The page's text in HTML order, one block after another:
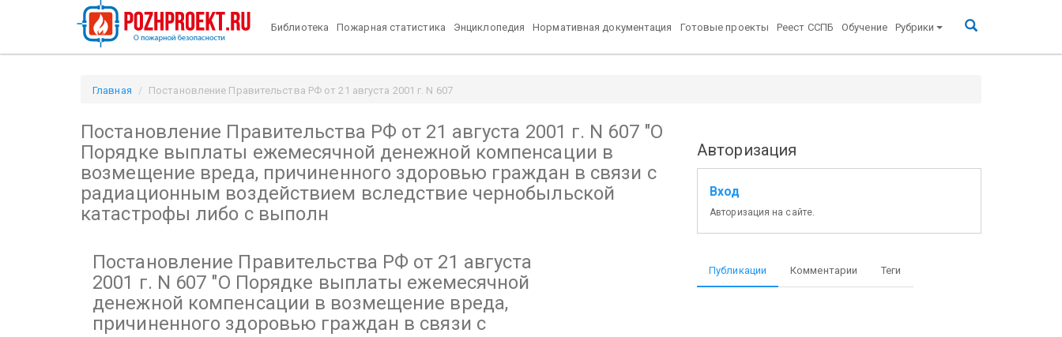
Библиотека Пожарная статистика Энциклопедия Нормативная документация Готовые проекты Реест ССПБ Обучение Рубрики
Главная
Постановление Правительства РФ от 21 августа 2001 г. N 607
чернобыльской катастрофы либо с выполн / Pozhproekt.ru
Постановление Правительства РФ от 21 августа 2001 г. N 607"О
Порядке выплаты ежемесячной денежной компенсации в
возмещение вреда, причиненного здоровью граждан в связи с
радиационным воздействием вследствие чернобыльской
катастрофы либо с выполн
Постановление Правительства РФ от 21 августа
2001 г. N 607 "О Порядке выплаты ежемесячной
денежной компенсации в возмещение вреда,
причиненного здоровью граждан в связи с
Авторизация
Вход
Авторизация на сайте.
Публикации Комментарии Теги